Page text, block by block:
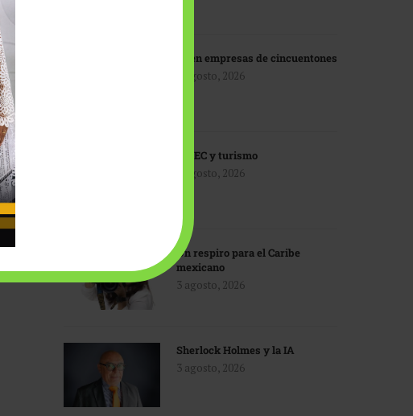
IA en empresas de cincuentones
3 agosto, 2026
TMEC y turismo
3 agosto, 2026
Un respiro para el Caribe
mexicano
3 agosto, 2026
Sherlock Holmes y la IA
3 agosto, 2026